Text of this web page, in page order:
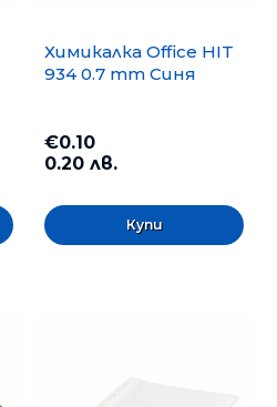
Химикалка Office HIT
934 0.7 mm Синя
€0.10
0.20 лв.